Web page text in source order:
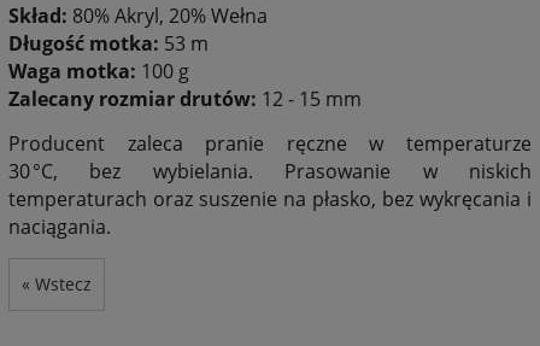
Skład: 80% Akryl, 20% Wełna
Długość motka: 53 m
Waga motka: 100 g
Zalecany rozmiar drutów: 12 - 15 mm
Producent zaleca pranie ręczne w temperaturze
30 °C, bez wybielania. Prasowanie w niskich
temperaturach oraz suszenie na płasko, bez wykręcania i
naciągania.
« Wstecz